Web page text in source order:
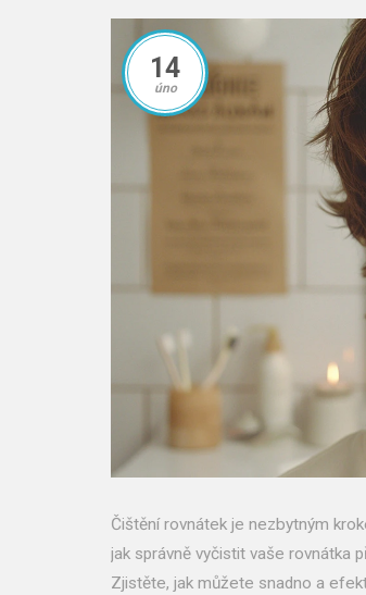
14
úno
Čištění rovnátek je nezbytným
jak správně vyčistit vaše rovnátka
Zjistěte, jak můžete snadno a